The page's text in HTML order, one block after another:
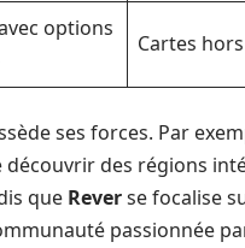
options
Cartes
ses forces. Par
des régions
que Reverse focalise
passionnée